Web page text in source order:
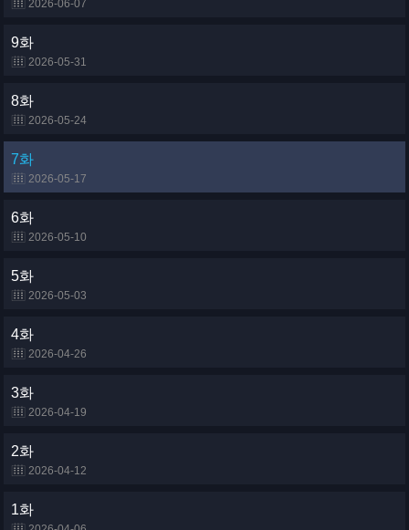
2026-06-07
9화
2026-05-31
8화
2026-05-24
7화
2026-05-17
6화
2026-05-10
5화
2026-05-03
4화
2026-04-26
3화
2026-04-19
2화
2026-04-12
1화